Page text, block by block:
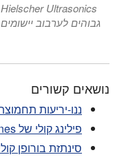
גבוהים לערבוב
נושאים קשורים
ננו-יריעות
פילינג קולי של Xenes
סינתזת בורופן